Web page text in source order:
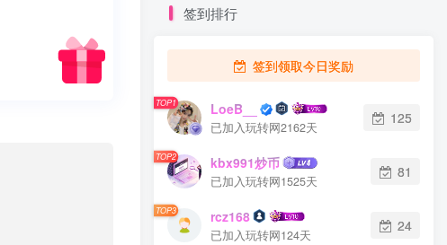
签到排行
签到领取今日奖励
TOP1 LoeB__
已加入玩转网2162天
125
TOP2 kbx991炒币
已加入玩转网1525天
81
TOP3 rcz168
已加入玩转网124天
24